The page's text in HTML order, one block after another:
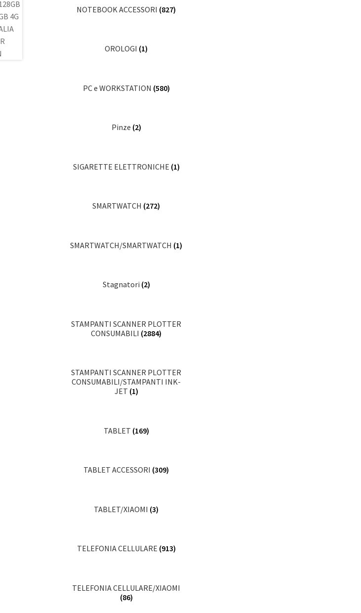
NOTEBOOK ACCESSORI (827)
OROLOGI (1)
PC e WORKSTATION (580)
Pinze (2)
SIGARETTE ELETTRONICHE (1)
SMARTWATCH (272)
SMARTWATCH/SMARTWATCH (1)
Stagnatori (2)
STAMPANTI SCANNER PLOTTER
CONSUMABILI (2884)
STAMPANTI SCANNER PLOTTER
CONSUMABILI/STAMPANTI INK-
JET (1)
TABLET (169)
TABLET ACCESSORI (309)
TABLET/XIAOMI (3)
TELEFONIA CELLULARE (913)
TELEFONIA CELLULARE/XIAOMI
(86)